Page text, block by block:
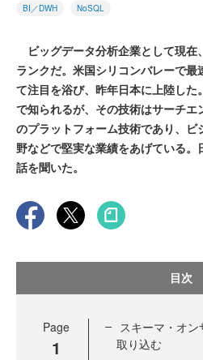
BI／DWH NoSQL
ビッグデータ分析企業として現在
ランクだ。米国シリコンバレーで
て注目を浴び、昨年日本に上陸し
で知られるが、その技術はサーチ
のプラットフォーム技術であり、
野などで堅実な業績をあげている
話を聞いた。
目次
Page
1
スキーマ・オ
取り込む